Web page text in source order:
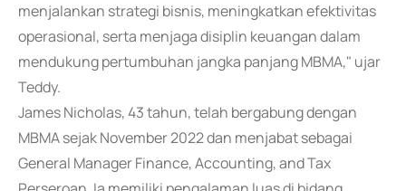
menjalankan strategi bisnis, meningkatkan efektivitas
operasional, serta menjaga disiplin keuangan dalam
mendukung pertumbuhan jangka panjang MBMA," ujar
Teddy.
James Nicholas, 43 tahun, telah bergabung dengan
MBMA sejak November 2022 dan menjabat sebagai
General Manager Finance, Accounting, and Tax